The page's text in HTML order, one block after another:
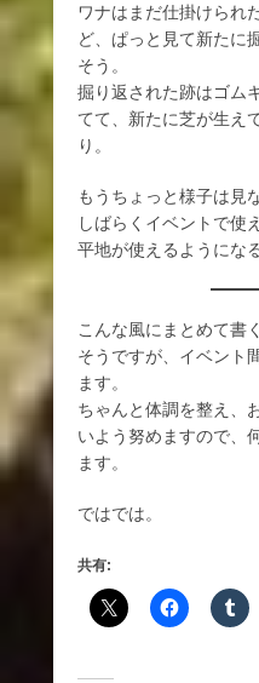
ワナはまだ仕掛けられ
ど、ぱっと見て新たに
そう。
掘り返された跡はゴム
てて、新たに芝が生え
り。
もうちょっと様子は見
しばらくイベントで使
平地が使えるようにな
こんな風にまとめて書
そうですが、イベント
ます。
ちゃんと体調を整え、
いよう努めますので、
ます。
ではでは。
共有: